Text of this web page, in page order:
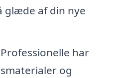
glæde af din nye
har
og